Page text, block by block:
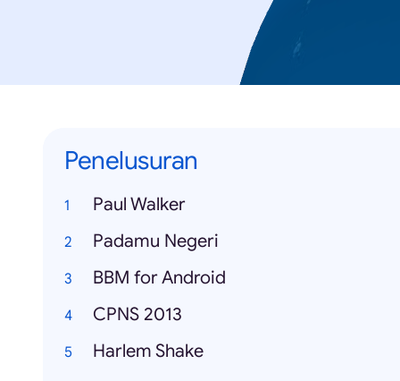
Penelusuran
Paul Walker
Padamu Negeri
BBM for Android
CPNS 2013
Harlem Shake